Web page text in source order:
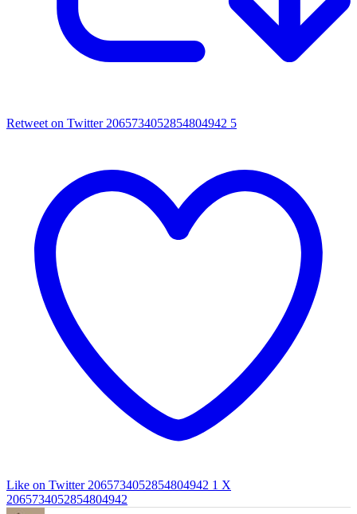
Retweet on Twitter 2065734052854804942 5
Like on Twitter 2065734052854804942 1 X
2065734052854804942